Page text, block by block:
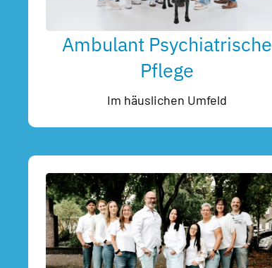
Ambulant Psychiatrische
Pflege
Im häuslichen Umfeld